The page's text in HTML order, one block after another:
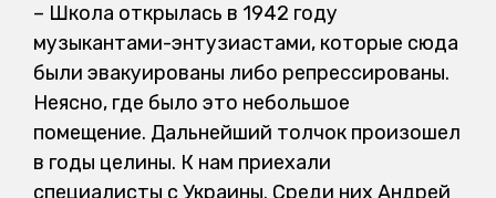
– Школа открылась в 1942 году
музыкантами-энтузиастами, которые сюда
были эвакуированы либо репрессированы.
Неясно, где было это небольшое
помещение. Дальнейший толчок произошел
в годы целины. К нам приехали
специалисты с Украины. Среди них Андрей